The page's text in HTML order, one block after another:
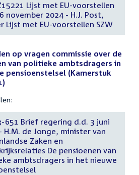
Lijst met EU-voorstellen
november 2024 - H.J. Post,
Lijst met EU-voorstellen SZW
op vragen commissie over de
van politieke ambtsdragers in
pensioenstelsel (Kamerstuk
651 Brief regering d.d. 3 juni
H.M. de Jonge, minister van
Zaken en
De pensioenen van
ambtsdragers in het nieuwe